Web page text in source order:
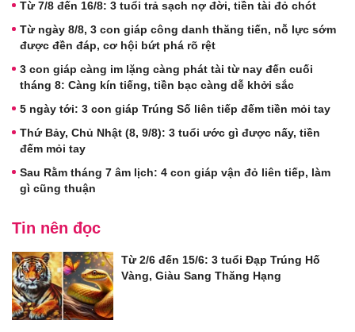
Từ 7/8 đến 16/8: 3 tuổi trả sạch nợ đời, tiền tài đỏ chót
Từ ngày 8/8, 3 con giáp công danh thăng tiến, nỗ lực sớm
được đền đáp, cơ hội bứt phá rõ rệt
3 con giáp càng im lặng càng phát tài từ nay đến cuối
tháng 8: Càng kín tiếng, tiền bạc càng dễ khởi sắc
5 ngày tới: 3 con giáp Trúng Số liên tiếp đếm tiền mỏi tay
Thứ Bảy, Chủ Nhật (8, 9/8): 3 tuổi ước gì được nấy, tiền
đếm mỏi tay
Sau Rằm tháng 7 âm lịch: 4 con giáp vận đỏ liên tiếp, làm
gì cũng thuận
Tin nên đọc
Từ 2/6 đến 15/6: 3 tuổi Đạp Trúng Hố
Vàng, Giàu Sang Thăng Hạng